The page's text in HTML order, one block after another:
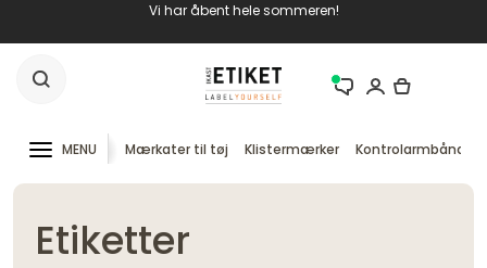
Vi har åbent hele sommeren!
MENU Mærkater til tøj Klistermærker Kontrolarmbånd
Etiketter